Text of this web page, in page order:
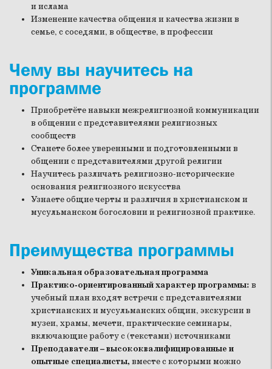
и ислама
Изменение качества общения и качества жизни в
семье, с соседями, в обществе, в профессии
Чему вы научитесь на
программе
Приобретёте навыки межрелигиозной коммуникации
в общении с представителями религиозных
сообществ
Станете более уверенными и подготовленными в
общении с представителями другой религии
Научитесь различать религиозно-исторические
основания религиозного искусства
Узнаете общие черты и различия в христианском и
мусульманском богословии и религиозной практике.
Преимущества программы
Уникальная образовательная программа
Практико-ориентированный характер программы: в
учебный план входят встречи с представителями
христианских и мусульманских общин, экскурсии в
музеи, храмы, мечети, практические семинары,
включающие работу с (текстами) источниками
Преподаватели – высококвалифицированные и
опытные специалисты, вместе с которыми можно